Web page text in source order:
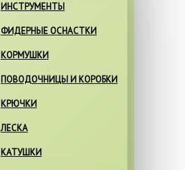
ИНСТРУМЕНТЫ
ФИДЕРНЫЕ ОСНАСТКИ
КОРМУШКИ
ПОВОДОЧНИЦЫ И КОРОБКИ
КРЮЧКИ
ЛЕСКА
КАТУШКИ